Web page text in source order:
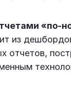
«по-
из
отчетов,